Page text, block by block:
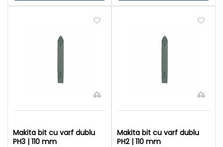
Makita bit cu varf dublu
PH3 | 110 mm
Makita bit cu varf dublu
PH2 | 110 mm